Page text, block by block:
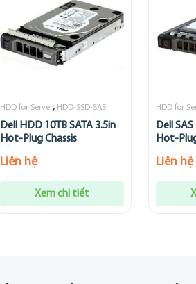
HDD for Server, HDD-SSD-SAS
Dell HDD 10TB SATA 3.5in
Hot-Plug Chassis
Liên hệ
Xem chi tiết
HDD for
Dell
Hot-
Liên hệ